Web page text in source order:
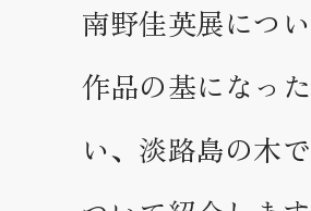
南野佳英展につ
作品の基になっ
い、淡路島の木